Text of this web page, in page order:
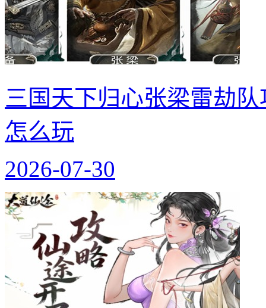
三国天下归心张梁雷劫
怎么玩
2026-07-30